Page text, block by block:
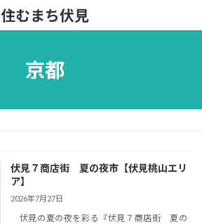
住むまち伏見
京都
伏見７商店街 夏の夜市【伏見桃山エリ
ア】
2026年7月27日
伏見の夏の夜を彩る『伏見７商店街 夏の